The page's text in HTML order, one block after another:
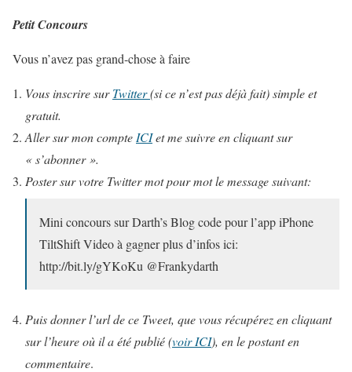
Petit Concours
Vous n’avez pas grand-chose à faire
Vous inscrire surTwitter(si ce n’est pas déjà fait) simple et
gratuit.
Aller sur mon compteICIet me suivre en cliquant sur
« s’abonner ».
Poster sur votre Twitter mot pour mot le message suivant:
Mini concours sur Darth’s Blog code pour l’app iPhone
TiltShift Video à gagner plus d’infos ici:
http://bit.ly/gYKoKu @Frankydarth
Puis donner l’url de ce Tweet, que vous récupérez en cliquant
sur l’heure où il a été publié(voir ICI), en le postant en
commentaire.